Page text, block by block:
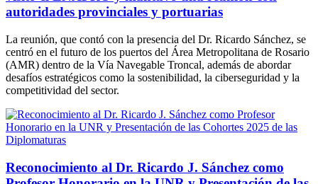
autoridades provinciales y portuarias
La reunión, que contó con la presencia del Dr. Ricardo Sánchez, se
centró en el futuro de los puertos del Área Metropolitana de Rosario
(AMR) dentro de la Vía Navegable Troncal, además de abordar
desafíos estratégicos como la sostenibilidad, la ciberseguridad y la
competitividad del sector.
Reconocimiento al Dr. Ricardo J. Sánchez como